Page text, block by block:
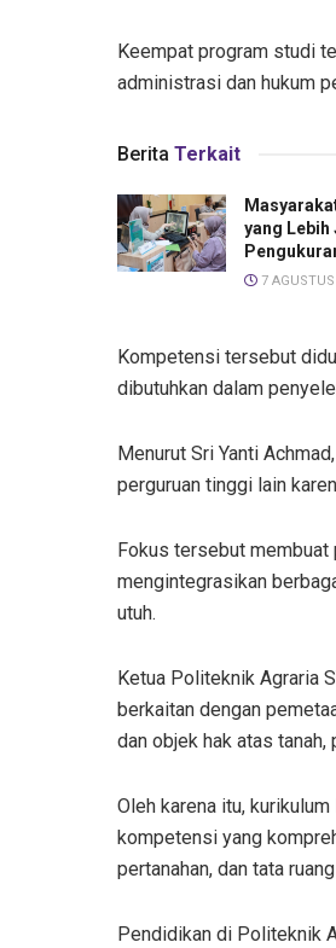
Keempat program studi
administrasi dan hukum
Berita Terkait
yang Lebih
7
Kompetensi tersebut
dibutuhkan dalam
Menurut Sri Yanti
perguruan tinggi lain
Fokus tersebut membuat
mengintegrasikan
utuh.
Ketua Politeknik Agraria
berkaitan dengan
dan objek hak atas tanah,
Oleh karena itu,
kompetensi yang
pertanahan, dan tata
Pendidikan di Politeknik